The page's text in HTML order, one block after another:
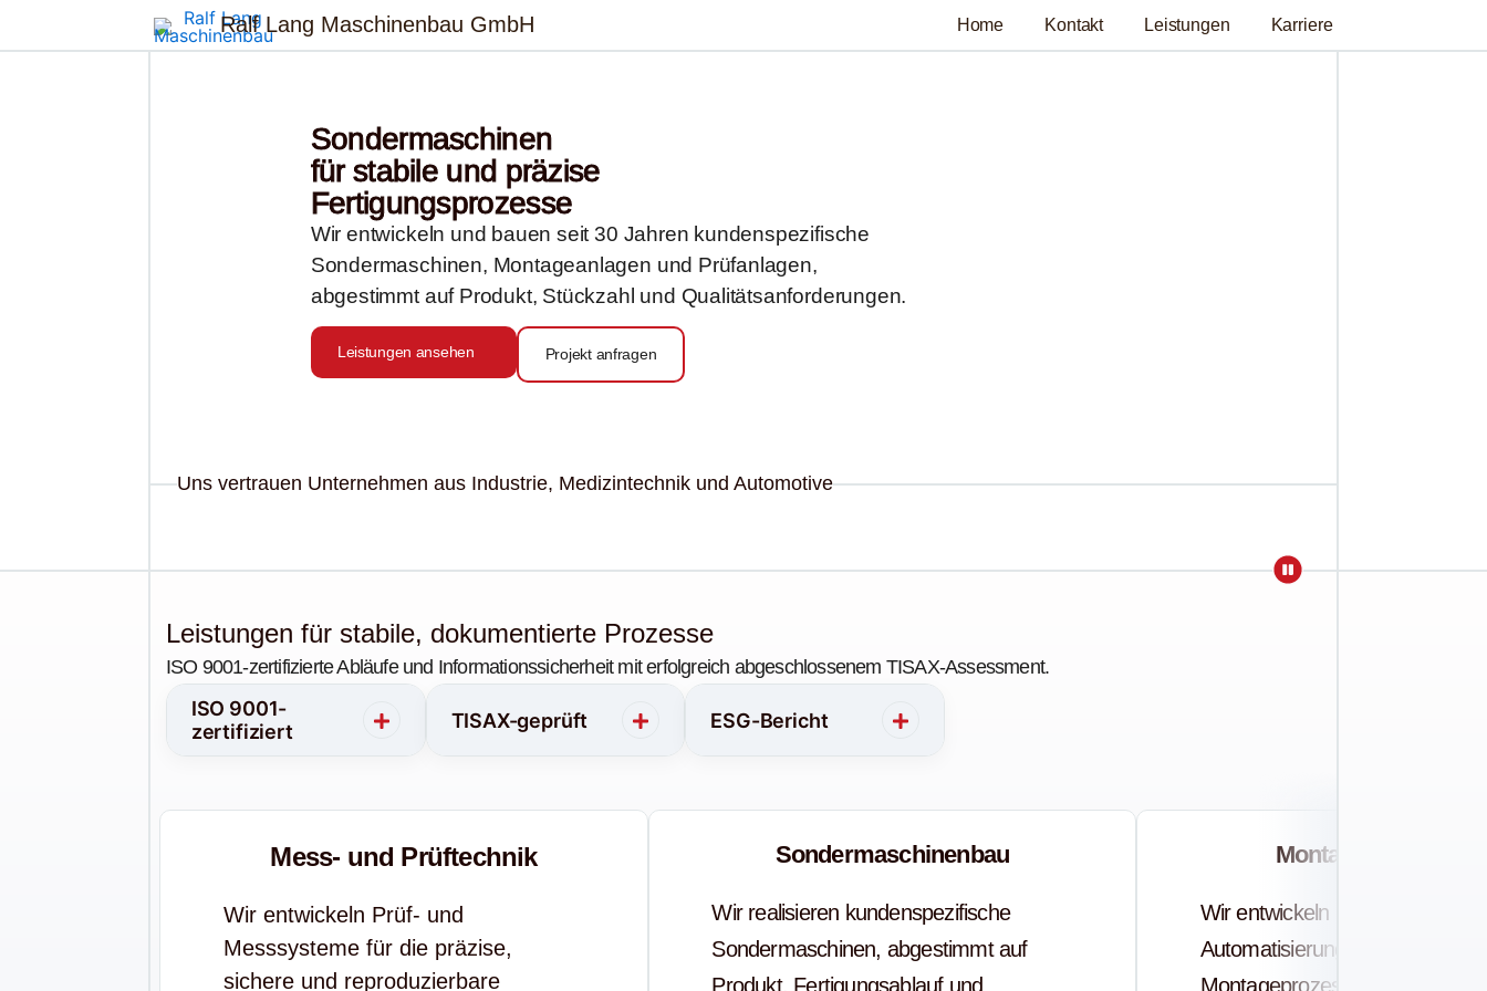
Ralf Lang Maschinenbau GmbH Home Kontakt Leistungen Karriere
Sondermaschinen
für stabile und präzise
Fertigungsprozesse
Wir entwickeln und bauen seit 30 Jahren kundenspezifische
Sondermaschinen, Montageanlagen und Prüfanlagen,
abgestimmt auf Produkt, Stückzahl und Qualitätsanforderungen.
Leistungen ansehen Projekt anfragen
Uns vertrauen Unternehmen aus Industrie, Medizintechnik und Automotive
Leistungen für stabile, dokumentierte Prozesse
ISO 9001-zertifizierte Abläufe und Informationssicherheit mit erfolgreich abgeschlossenem TISAX-Assessment.
ISO 9001-
zertifiziert
TISAX-geprüft ESG-Bericht
Mess- und Prüftechnik
Wir entwickeln Prüf- und
Messsysteme für die präzise,
sichere und reproduzierbare
Sondermaschinenbau
Wir realisieren kundenspezifische
Sondermaschinen, abgestimmt auf
Produkt, Fertigungsablauf und
Montageautomation
Wir entwickeln
Automatisierungslösungen für
Montageprozesse, die
im Reinraum
im Sauberraum